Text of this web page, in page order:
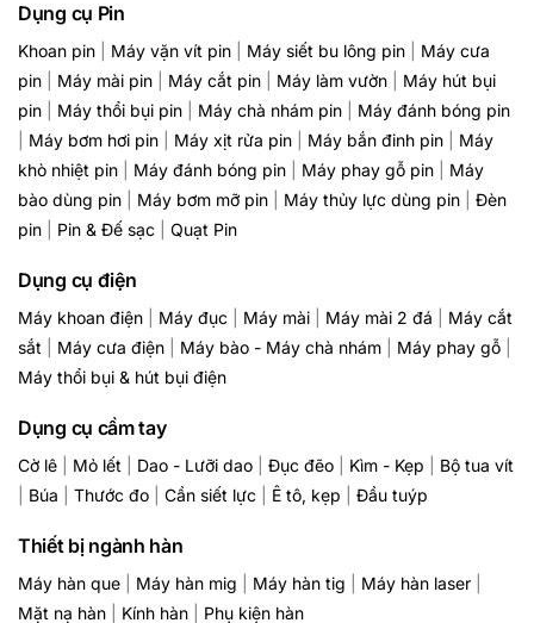
Dụng cụ Pin
Khoan pin Máy vặn vít pin Máy siết bu lông pin
Máy cưa
pin
Máy mài pin Máy cắt pin Máy làm vườn
Máy hút bụi
pin
Máy thổi bụi pin Máy chà nhám pin
Máy đánh bóng pin
Máy bơm hơi pin Máy xịt rửa pin Máy bắn đinh pin
Máy
khò nhiệt pin
Máy đánh bóng pin Máy phay gỗ pin
Máy
bào dùng pin
Máy bơm mỡ pin Máy thủy lực dùng pin
Đèn
pin
Pin & Đế sạc Quạt Pin
Dụng cụ điện
Máy khoan điện Máy đục Máy mài Máy mài 2 đá
Máy cắt
sắt
Máy cưa điện Máy bào - Máy chà nhám Máy phay gỗ
Máy thổi bụi & hút bụi điện
Dụng cụ cầm tay
Cờ lê Mỏ lết Dao - Lưỡi dao Đục đẽo Kìm - Kẹp
Bộ tua vít
Búa Thước đo Cần siết lực Ê tô, kẹp Đầu tuýp
Thiết bị ngành hàn
Máy hàn que Máy hàn mig Máy hàn tig Máy hàn laser
Mặt nạ hàn
Kính hàn Phụ kiện hàn